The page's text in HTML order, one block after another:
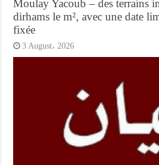
Moulay Yacoub – des terrains
dirhams le m², avec une date
fixée
3 August، 2026